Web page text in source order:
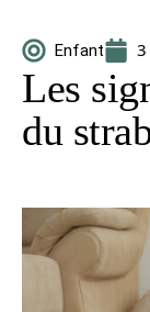
Enfant
Les
du